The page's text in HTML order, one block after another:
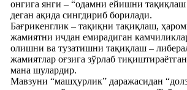
онгига янги – “одамни ейишни тақиқлаш
деган ақида сингдириб борилади.
Бағрикенглик – тақиқни тақиқлаш,
жамиятни ичдан емирадиган
олишни ва тузатишни тақиқлаш –
жамиятлар оғзига зўрлаб
мана шулардир.
Мавзуни “машҳурлик” даражасидан